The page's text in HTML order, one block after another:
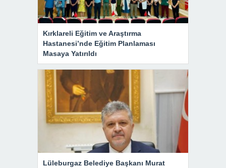
Kırklareli Eğitim ve Araştırma
Hastanesi’nde Eğitim Planlaması
Masaya Yatırıldı
Lüleburgaz Belediye Başkanı Murat